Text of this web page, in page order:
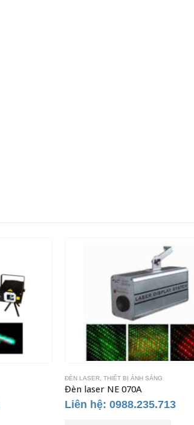
ĐÈN LASER THIẾT BỊ ÁNH SÁNG
Đèn laser NE 070A
Liên hệ: 0988.235.713